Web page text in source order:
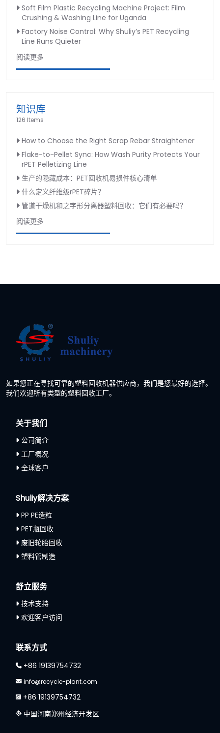
Soft Film Plastic Recycling Machine Project: Film
Crushing & Washing Line for Uganda
Factory Noise Control: Why Shuliy’s PET Recycling
Line Runs Quieter
阅读更多
知识库
126 Items
How to Choose the Right Scrap Rebar Straightener
Flake-to-Pellet Sync: How Wash Purity Protects Your
rPET Pelletizing Line
生产的隐藏成本：PET回收机易损件核心清单
什么定义纤维级rPET碎片？
管道干燥机和之字形分离器塑料回收：它们有必要吗？
阅读更多
如果您正在寻找可靠的塑料回收机器供应商，我们是您最好的选择。
我们欢迎所有类型的塑料回收工厂。
关于我们
公司简介
工厂概况
全球客户
Shuliy解决方案
PP PE造粒
PET瓶回收
废旧轮胎回收
塑料管制造
舒立服务
技术支持
欢迎客户访问
联系方式
+86 19139754732
info@recycle-plant.com
+86 19139754732
中国河南郑州经济开发区